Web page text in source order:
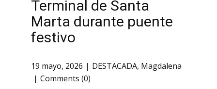
Terminal de Santa
Marta durante puente
festivo
19 mayo, 2026 DESTACADA, Magdalena
Comments (0)